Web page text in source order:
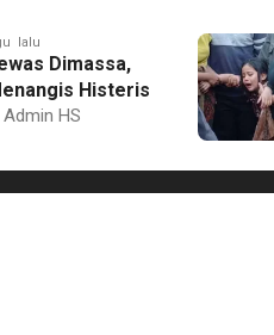
lalu
Dimassa,
Histeris
Admin HS